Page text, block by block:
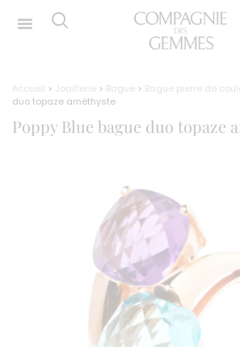
Accueil > Joaillerie > Bague > Bague pierre de
duo topaze améthyste
Poppy Blue bague duo topaze